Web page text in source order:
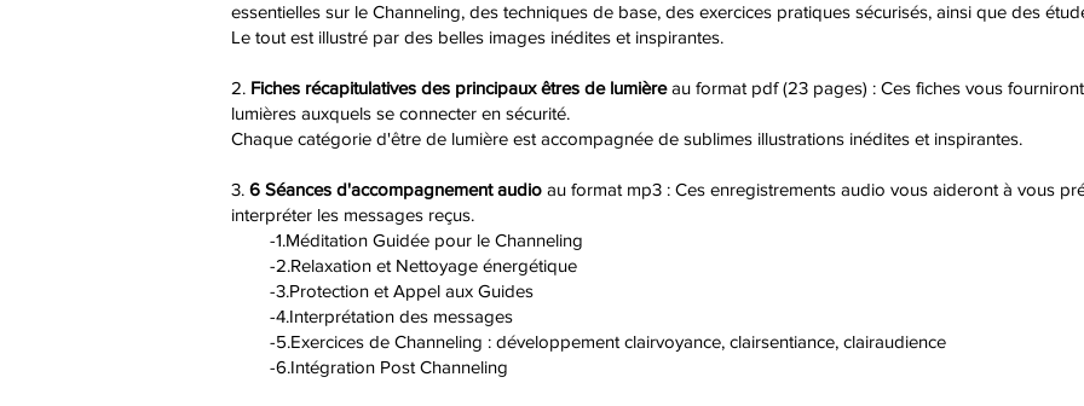
essentielles sur le Channeling, des techniques de base, des exercices pratiques sécurisés, ainsi que des
Le tout est illustré par des belles images inédites et inspirantes.
2. Fiches récapitulatives des principaux êtres de lumièreau format pdf (23 pages) : Ces fiches vous
lumières auxquels se connecter en sécurité.
Chaque catégorie d'être de lumière est accompagnée de sublimes illustrations inédites et inspirantes.
3. 6 Séances d'accompagnement audio au format mp3 : Ces enregistrements audio vous aideront à vous
interpréter les messages reçus.
-1.Méditation Guidée pour le Channeling
-2.Relaxation et Nettoyage énergétique
-3.Protection et Appel aux Guides
-4.Interprétation des messages
-5.Exercices de Channeling : développement clairvoyance, clairsentiance, clairaudience
-6.Intégration Post Channeling